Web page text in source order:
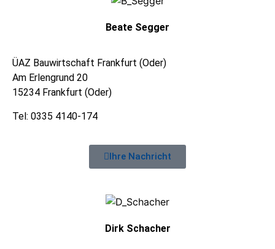
Beate Segger
ÜAZ Bauwirtschaft Frankfurt (Oder)
Am Erlengrund 20
15234 Frankfurt (Oder)
Tel: 0335 4140-174
Ihre Nachricht
Dirk Schacher